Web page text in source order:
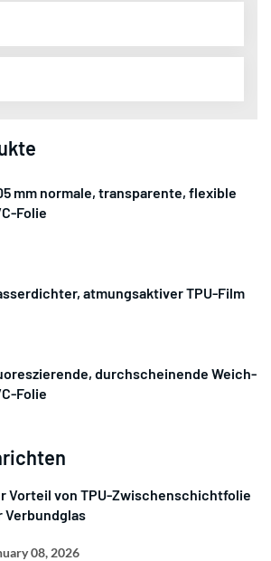
mm normale, transparente, flexible
Folie
atmungsaktiver TPU-Film
durchscheinende Weich-
Folie
Vorteil von TPU-Zwischenschichtfolie
Verbundglas
08, 2026